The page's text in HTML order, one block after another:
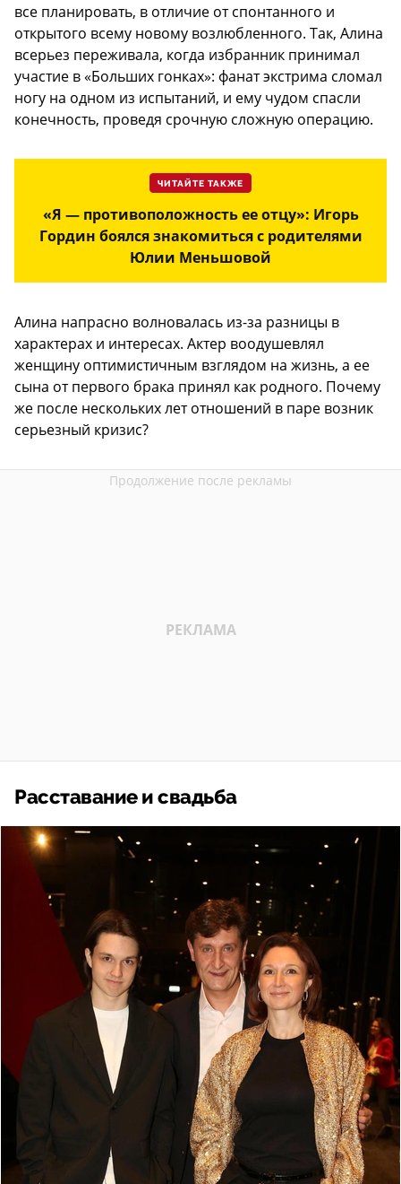
все планировать, в отличие от спонтанного и
открытого всему новому возлюбленного. Так, Алина
всерьез переживала, когда избранник принимал
участие в «Больших гонках»: фанат экстрима сломал
ногу на одном из испытаний, и ему чудом спасли
конечность, проведя срочную сложную операцию.
ЧИТАЙТЕ ТАКЖЕ
«Я — противоположность ее отцу»: Игорь
Гордин боялся знакомиться с родителями
Юлии Меньшовой
Алина напрасно волновалась из-за разницы в
характерах и интересах. Актер воодушевлял
женщину оптимистичным взглядом на жизнь, а ее
сына от первого брака принял как родного. Почему
же после нескольких лет отношений в паре возник
серьезный кризис?
Расставание и свадьба